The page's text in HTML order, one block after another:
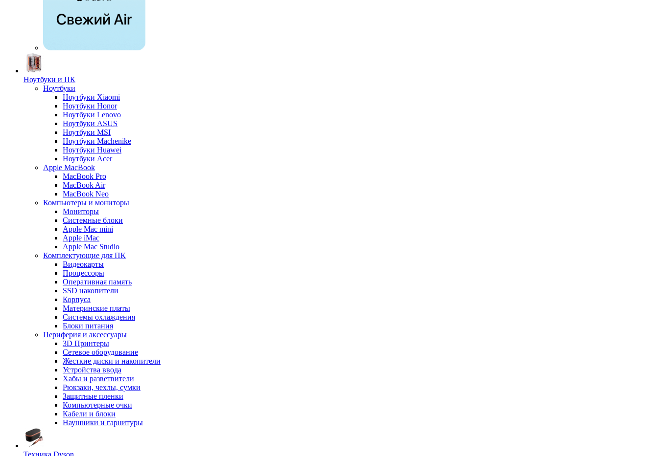
Ноутбуки и ПК
Ноутбуки
Ноутбуки Xiaomi
Ноутбуки Honor
Ноутбуки Lenovo
Ноутбуки ASUS
Ноутбуки MSI
Ноутбуки Machenike
Ноутбуки Huawei
Ноутбуки Acer
Apple MacBook
MacBook Pro
MacBook Air
MacBook Neo
Компьютеры и мониторы
Мониторы
Системные блоки
Apple Mac mini
Apple iMac
Apple Mac Studio
Комплектующие для ПК
Видеокарты
Процессоры
Оперативная память
SSD накопители
Корпуса
Материнские платы
Системы охлаждения
Блоки питания
Периферия и аксессуары
3D Принтеры
Сетевое оборудование
Жесткие диски и накопители
Устройства ввода
Хабы и разветвители
Рюкзаки, чехлы, сумки
Защитные пленки
Компьютерные очки
Кабели и блоки
Наушники и гарнитуры
Техника Dyson